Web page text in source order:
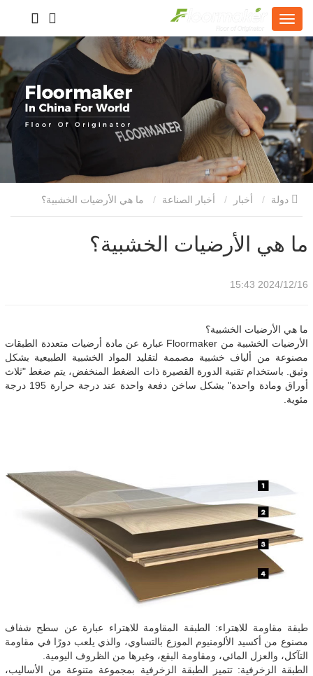
أخبار أخبار الصناعة
ما هي الأرضيات الخشبية؟
2024/12/16 15:43
ما هي الأرضيات الخشبية؟
الأرضيات الخشبية من Floormaker عبارة عن مادة أرضيات متعددة الطبقات
مصنوعة من ألياف خشبية مصممة لتقليد المواد الخشبية الطبيعية بشكل
وثيق. باستخدام تقنية الدورة القصيرة ذات الضغط المنخفض، يتم ضغط "ثلاث
أوراق ومادة واحدة" بشكل ساخن دفعة واحدة عند درجة حرارة 195 درجة
مئوية.
طبقة مقاومة للاهتراء: الطبقة المقاومة للاهتراء عبارة عن سطح شفاف
مصنوع من أكسيد الألومنيوم الموزع بالتساوي، والذي يلعب دورًا في مقاومة
التآكل، والعزل المائي، ومقاومة البقع، وغيرها من الظروف اليومية.
الطبقة الزخرفية: تتميز الطبقة الزخرفية بمجموعة متنوعة من الأساليب،